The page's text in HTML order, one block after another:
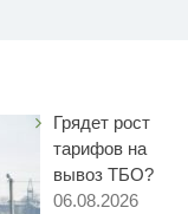
Грядет рост
тарифов на
вывоз ТБО?
06.08.2026